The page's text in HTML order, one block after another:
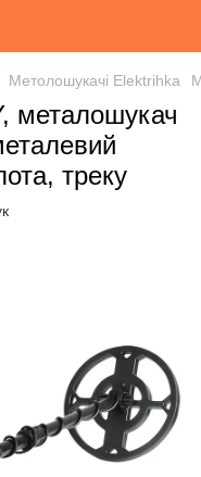
Метолошукачі Elektrihka
металошукач
треку